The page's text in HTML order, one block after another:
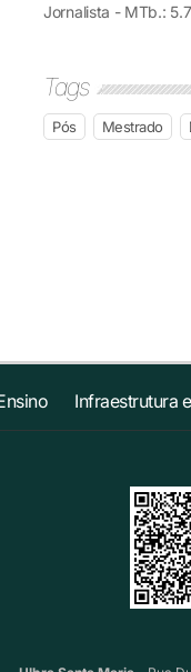
Jornalista - MTb.:
Tags
Pós Mestrado
Infraestrutura